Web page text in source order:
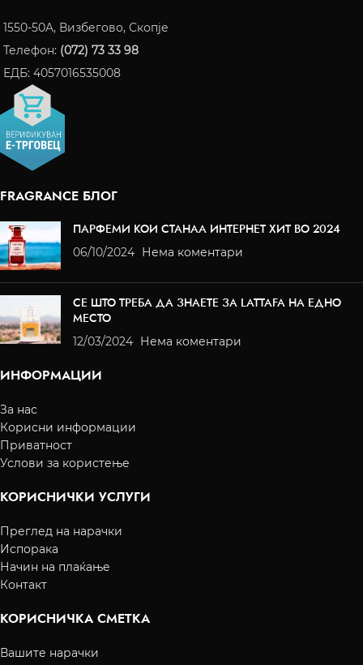
1550-50A, Визбегово, Скопје
Телефон: (072) 73 33 98
ЕДБ: 4057016535008
FRAGRANCE БЛОГ
ПАРФЕМИ КОИ СТАНАА ИНТЕРНЕТ ХИТ ВО 2024
06/10/2024 Нема коментари
СЕ ШТО ТРЕБА ДА ЗНАЕТЕ ЗА LATTAFA НА ЕДНО
МЕСТО
12/03/2024 Нема коментари
ИНФОРМАЦИИ
За нас
Корисни информации
Приватност
Услови за користење
КОРИСНИЧКИ УСЛУГИ
Преглед на нарачки
Испорака
Начин на плаќање
Контакт
КОРИСНИЧКА СМЕТКА
Вашите нарачки